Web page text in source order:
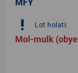
MFY
priority_high Lot holati:
Mol-mulk